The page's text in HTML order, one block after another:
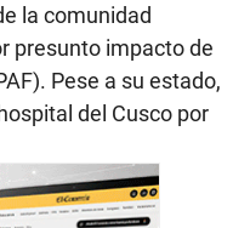
la comunidad
presunto impacto de
Pese a su estado,
del Cusco por